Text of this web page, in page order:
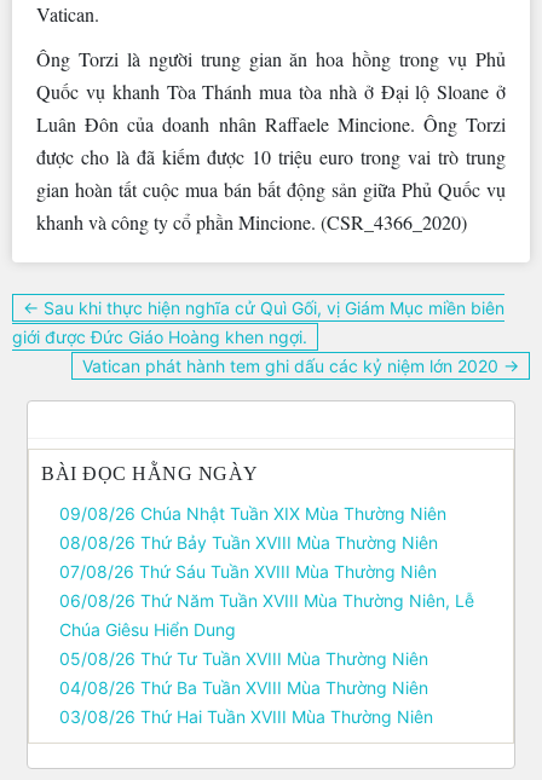
Vatican.
Ông Torzi là người trung gian ăn hoa hồng trong vụ Phủ
Quốc vụ khanh Tòa Thánh mua tòa nhà ở Đại lộ Sloane ở
Luân Đôn của doanh nhân Raffaele Mincione. Ông Torzi
được cho là đã kiếm được 10 triệu euro trong vai trò trung
gian hoàn tất cuộc mua bán bất động sản giữa Phủ Quốc vụ
khanh và công ty cổ phần Mincione. (CSR_4366_2020)
Điều
hướng
bài
← Sau khi thực hiện nghĩa cử Quì Gối, vị Giám Mục miền biên
giới được Đức Giáo Hoàng khen ngợi.
Vatican phát hành tem ghi dấu các kỷ niệm lớn 2020 →
BÀI ĐỌC HẰNG NGÀY
09/08/26 Chúa Nhật Tuần XIX Mùa Thường Niên
08/08/26 Thứ Bảy Tuần XVIII Mùa Thường Niên
07/08/26 Thứ Sáu Tuần XVIII Mùa Thường Niên
06/08/26 Thứ Năm Tuần XVIII Mùa Thường Niên, Lễ
Chúa Giêsu Hiển Dung
05/08/26 Thứ Tư Tuần XVIII Mùa Thường Niên
04/08/26 Thứ Ba Tuần XVIII Mùa Thường Niên
03/08/26 Thứ Hai Tuần XVIII Mùa Thường Niên